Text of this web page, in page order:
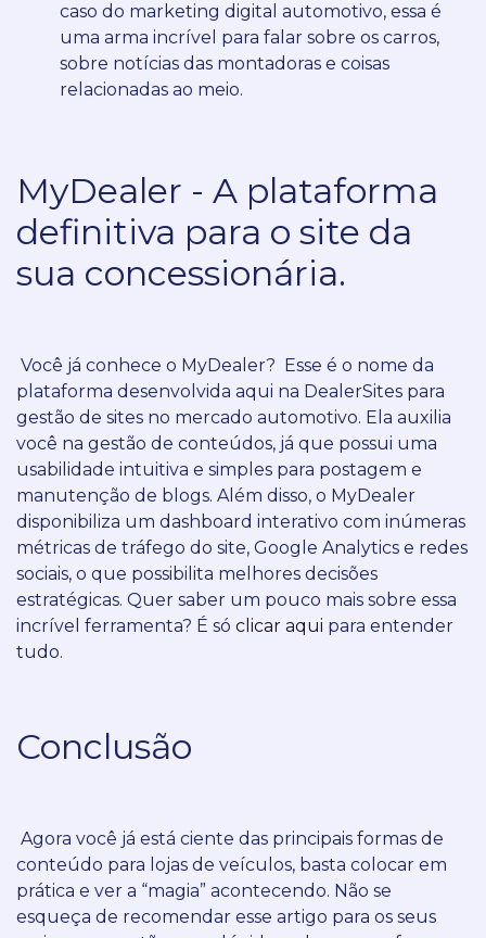
caso do marketing digital automotivo, essa é
uma arma incrível para falar sobre os carros,
sobre notícias das montadoras e coisas
relacionadas ao meio.
MyDealer - A plataforma
definitiva para o site da
sua concessionária.
Você já conhece o MyDealer? Esse é o nome da
plataforma desenvolvida aqui na DealerSites para
gestão de sites no mercado automotivo. Ela auxilia
você na gestão de conteúdos, já que possui uma
usabilidade intuitiva e simples para postagem e
manutenção de blogs. Além disso, o MyDealer
disponibiliza um dashboard interativo com inúmeras
métricas de tráfego do site, Google Analytics e redes
sociais, o que possibilita melhores decisões
estratégicas. Quer saber um pouco mais sobre essa
incrível ferramenta? É só clicar aqui para entender
tudo.
Conclusão
Agora você já está ciente das principais formas de
conteúdo para lojas de veículos, basta colocar em
prática e ver a “magia” acontecendo. Não se
esqueça de recomendar esse artigo para os seus